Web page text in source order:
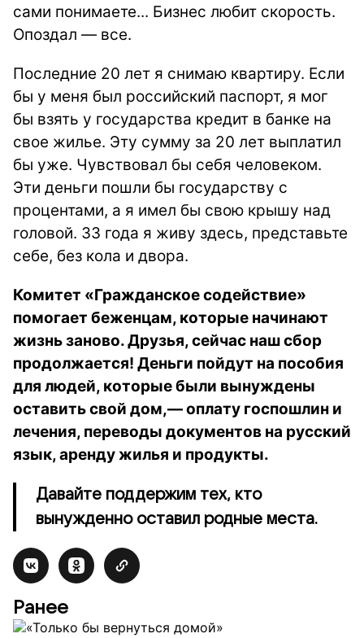
сами понимаете... Бизнес любит скорость.
Опоздал — все.
Последние 20 лет я снимаю квартиру. Если
бы у меня был российский паспорт, я мог
бы взять у государства кредит в банке на
свое жилье. Эту сумму за 20 лет выплатил
бы уже. Чувствовал бы себя человеком.
Эти деньги пошли бы государству с
процентами, а я имел бы свою крышу над
головой. 33 года я живу здесь, представьте
себе, без кола и двора.
Комитет «Гражданское содействие»
помогает беженцам, которые начинают
жизнь заново. Друзья, сейчас наш сбор
продолжается! Деньги пойдут на пособия
для людей, которые были вынуждены
оставить свой дом,— оплату госпошлин и
лечения, переводы документов на русский
язык, аренду жилья и продукты.
Давайте поддержим тех, кто
вынужденно оставил родные места.
Ранее